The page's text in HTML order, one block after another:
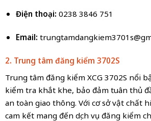
Điện thoại: 0238 3846 751
Email:
2. Trung tâm đăng kiểm 3702S
Trung tâm đăng kiểm XCG 3702S nổi
kiểm tra khắt khe, bảo đảm tuân thủ
an toàn giao thông. Với cơ sở vật chất
cam kết mang đến dịch vụ đăng kiểm